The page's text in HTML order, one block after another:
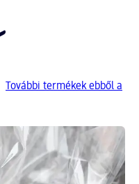
További termékek ebből a